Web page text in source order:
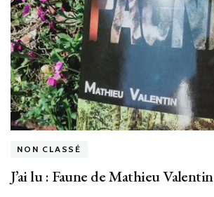
NON CLASSÉ
J’ai lu : Faune de Mathieu Valentin